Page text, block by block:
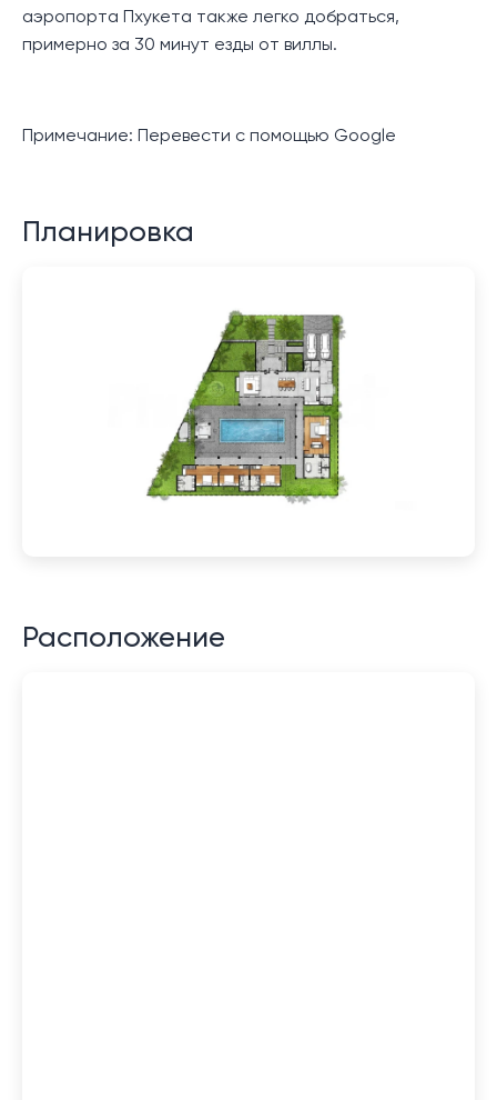
аэропорта Пхукета также легко добраться,
примерно за 30 минут езды от виллы.
Примечание: Перевести с помощью Google
Планировка
Расположение